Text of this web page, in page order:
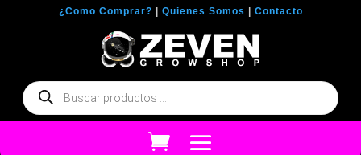
¿Como Comprar? Quienes Somos Contacto
Búsqueda
de
productos